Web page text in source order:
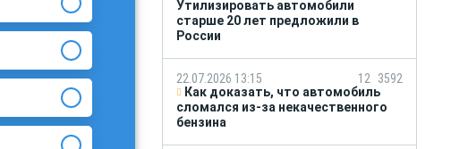
Утилизировать автомобили
старше 20 лет предложили в
России
22.07.2026 13:15 12
3592
Как доказать, что автомобиль
сломался из-за некачественного
бензина